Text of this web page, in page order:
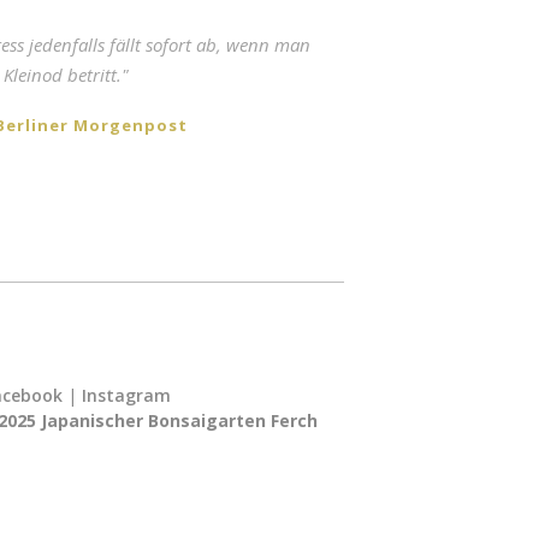
15 schönsten Parks und Gärten in
Brandenburg."
jedenfalls fällt sofort ab, wenn man
Kleinod betritt."
Morgenpost
| Instagram
Japanischer Bonsaigarten Ferch